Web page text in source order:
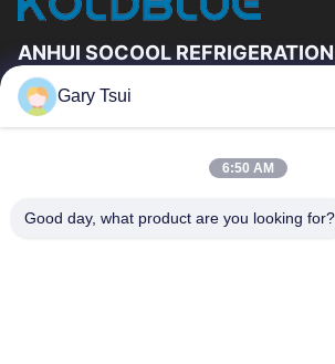
ANHUI SOCOOL
Szybkie Linki
O Nas
Wycieczka Po Fabryce
Kontrola
Gary Tsui
6:50 AM
Good day, what product are you looking for?